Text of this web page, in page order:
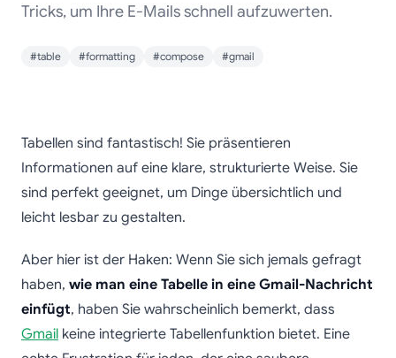
Tricks, um Ihre E-Mails schnell aufzuwerten.
#table #formatting #compose #gmail
So fügen Sie eine
Tabelle in eine Gmail-
Nachricht ein
Tabellen sind fantastisch! Sie präsentieren
Informationen auf eine klare, strukturierte Weise. Sie
sind perfekt geeignet, um Dinge übersichtlich und
leicht lesbar zu gestalten.
Aber hier ist der Haken: Wenn Sie sich jemals gefragt
haben, wie man eine Tabelle in eine Gmail-Nachricht
einfügt, haben Sie wahrscheinlich bemerkt, dass
Gmail keine integrierte Tabellenfunktion bietet. Eine